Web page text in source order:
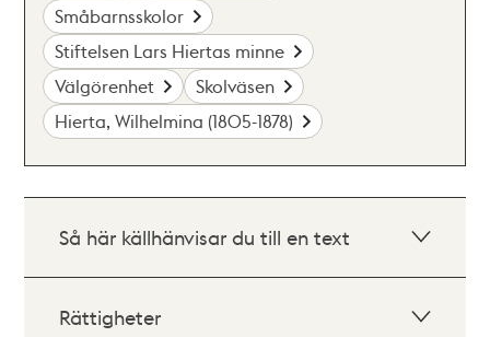
Småbarnsskolor
Stiftelsen Lars Hiertas minne
Välgörenhet
Skolväsen
Hierta, Wilhelmina (1805-1878)
Så här källhänvisar du till en text
Rättigheter